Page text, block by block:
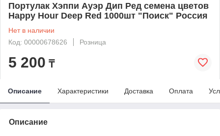
Портулак Хэппи Ауэр Дип Ред семена цветов
Happy Hour Deep Red 1000шт "Поиск" Россия
Нет в наличии
Код: 00000678626
Розница
5 200 ₸
Описание Характеристики Доставка Оплата
Описание